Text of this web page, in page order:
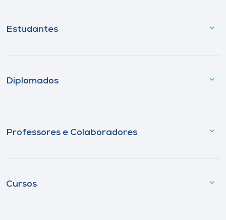
Estudantes
Diplomados
Professores e Colaboradores
Cursos